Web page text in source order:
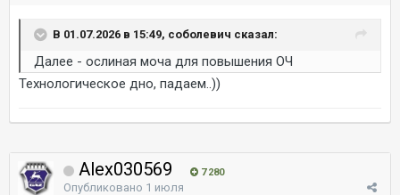
В 01.07.2026 в 15:49, соболевич сказал:
Далее - ослиная моча для повышения ОЧ
Технологическое дно, падаем..))
Alex030569 7 280
Опубликовано 1 июля